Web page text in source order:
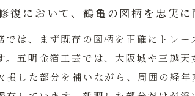
復において、鶴亀の図柄を忠実
では、まず既存の図柄を正確にトレ
五明金箔工芸では、大阪城や三越
損した部分を補いながら、周囲の経